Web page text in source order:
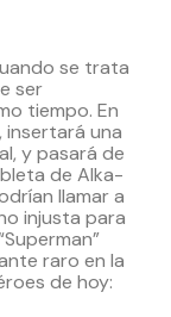
se trata
ser
tiempo. En
insertará una
y pasará de
de Alka-
llamar a
injusta para
raro en la
de hoy: